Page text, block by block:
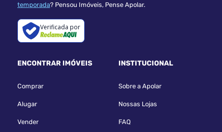
temporada? Pensou Imóveis, Pense Apolar.
Verificada por
ENCONTRAR IMÓVEIS
Comprar
Alugar
Vender
INSTITUCIONAL
Sobre a Apolar
Nossas Lojas
FAQ